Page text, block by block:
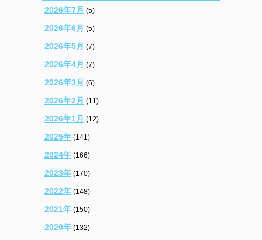
2026年7月 (5)
2026年6月 (5)
2026年5月 (7)
2026年4月 (7)
2026年3月 (6)
2026年2月 (11)
2026年1月 (12)
2025年 (141)
2024年 (166)
2023年 (170)
2022年 (148)
2021年 (150)
2020年 (132)